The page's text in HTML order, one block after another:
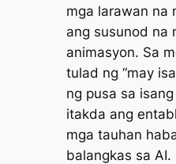
mga larawan na
ang susunod na
animasyon. Sa
tulad ng “may
ng pusa sa
itakda ang
mga tauhan
balangkas sa AI.